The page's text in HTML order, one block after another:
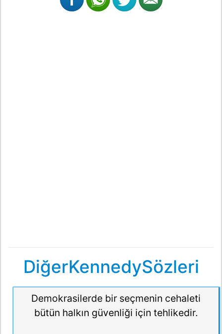
DiğerKennedySözleri
Demokrasilerde bir seçmenin cehaleti
bütün halkın güvenliği için tehlikedir.